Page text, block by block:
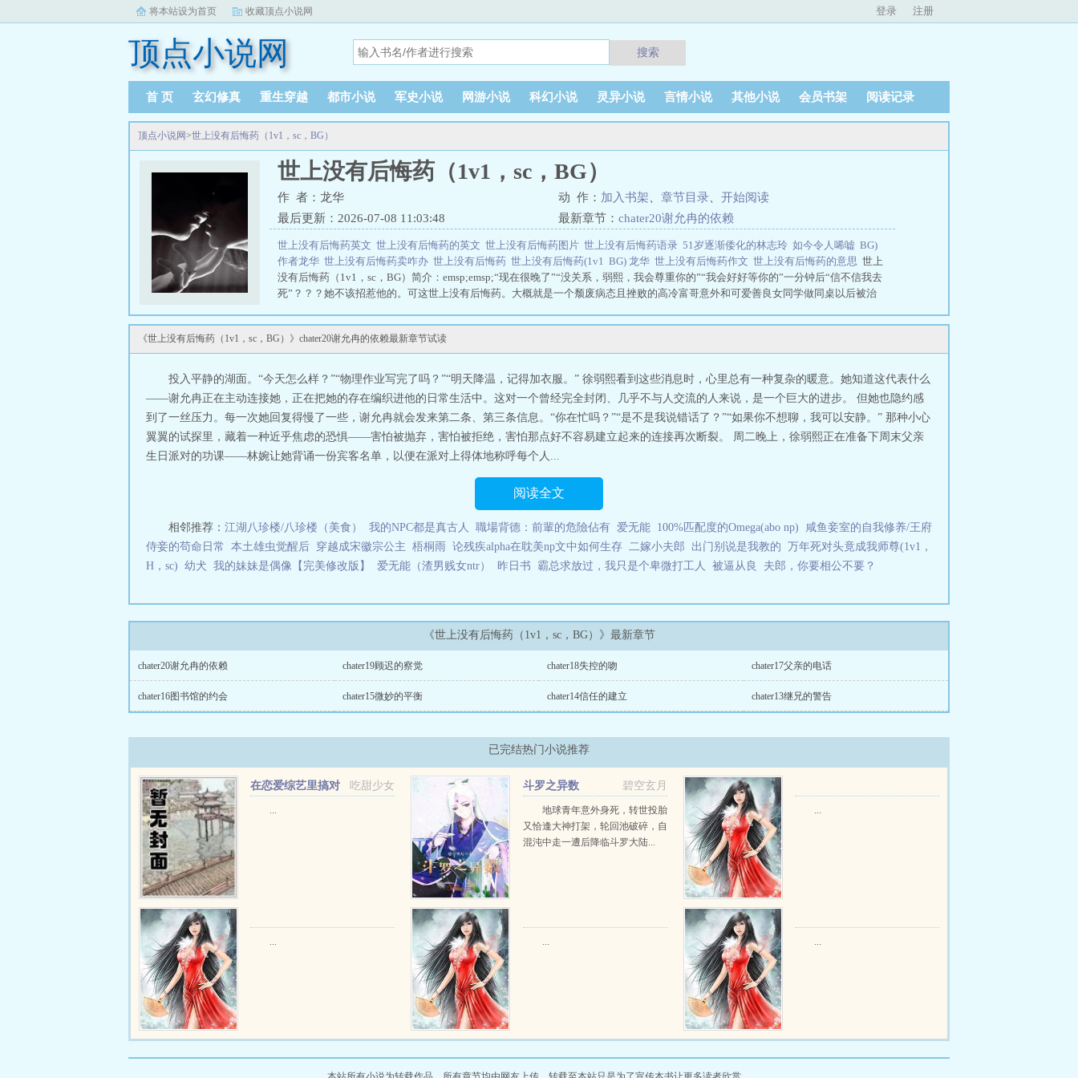
将本站设为首页 收藏顶点小说网 登录 注册
顶点小说网 搜索
首 页 玄幻修真 重生穿越 都市小说 军史小说 网游小说 科幻小说 灵异小说 言情小说 其他小说 会员书架 阅读记录
顶点小说网>世上没有后悔药（1v1，sc，BG）
世上没有后悔药（1v1，sc，BG）
作 者：龙华 动 作： 加入书架 章节目录
开始阅读
最后更新：2026-07-08 11:03:48
最新章节： chater20谢允冉的依赖
世上没有后悔药英文 世上没有后悔药的英文 世上没有后悔药图片 世上没有后悔药语录 51岁逐渐倭化的林志玲 如今令人唏嘘 BG)
作者龙华 世上没有后悔药卖咋办 世上没有后悔药 世上没有后悔药(1v1 BG) 龙华 世上没有后悔药作文 世上没有后悔药的意思 世上
没有后悔药（1v1，sc，BG）简介：emsp;emsp;“现在很晚了”“没关系，弱熙，我会尊重你的”“我会好好等你的”一分钟后“信不信我去
死”？？？她不该招惹他的。可这世上没有后悔药。大概就是一个颓废病态且挫败的高冷富哥意外和可爱善良女同学做同桌以后被治
《世上没有后悔药（1v1，sc，BG）》chater20谢允冉的依赖最新章节试读
投入平静的湖面。“今天怎么样？”“物理作业写完了吗？”“明天降温，记得加衣服。” 徐弱熙看到这些消息时，心里总有一种复杂的暖意。她知道这代表什么
——谢允冉正在主动连接她，正在把她的存在编织进他的日常生活中。这对一个曾经完全封闭、几乎不与人交流的人来说，是一个巨大的进步。 但她也隐约感
到了一丝压力。每一次她回复得慢了一些，谢允冉就会发来第二条、第三条信息。“你在忙吗？”“是不是我说错话了？”“如果你不想聊，我可以安静。” 那种小心
翼翼的试探里，藏着一种近乎焦虑的恐惧——害怕被抛弃，害怕被拒绝，害怕那点好不容易建立起来的连接再次断裂。 周二晚上，徐弱熙正在准备下周末父亲
生日派对的功课——林婉让她背诵一份宾客名单，以便在派对上得体地称呼每个人...
阅读全文
相邻推荐： 江湖八珍楼/八珍楼（美食） 我的NPC都是真古人 職場背德：前輩的危險佔有 爱无能 100%匹配度的Omega(abo np)
咸鱼妾室的自我修养/王府
侍妾的苟命日常
本土雄虫觉醒后 穿越成宋徽宗公主 梧桐雨 论残疾alpha在耽美np文中如何生存 二嫁小夫郎 出门别说是我教的 万年死对头竟成我师尊(1v1，
H，sc) 幼犬 我的妹妹是偶像【完美修改版】 爱无能（渣男贱女ntr） 昨日书 霸总求放过，我只是个卑微打工人 被逼从良 夫郎，你要相公不要？
《世上没有后悔药（1v1，sc，BG）》最新章节
chater20谢允冉的依赖 chater19顾迟的察觉 chater18失控的吻 chater17父亲的电话
chater16图书馆的约会 chater15微妙的平衡 chater14信任的建立 chater13继兄的警告
已完结热门小说推荐
吃甜少女
在恋爱综艺里搞对
...
碧空玄月
斗罗之异数
地球青年意外身死，转世投胎
又恰逢大神打架，轮回池破碎，自
混沌中走一遭后降临斗罗大陆...
...
... ... ...